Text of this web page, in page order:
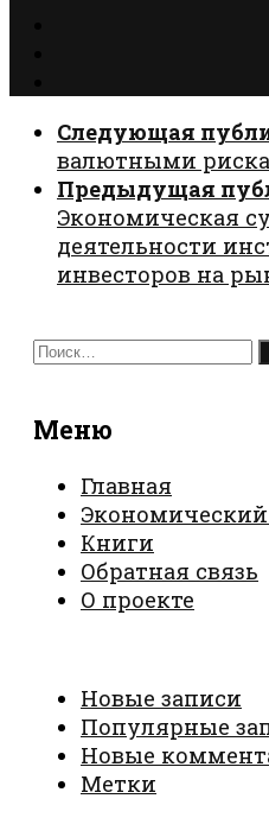
Следующая
валютными
Предыдущая
Экономическая
деятельности
инвесторов на
Найти:
Меню
Главная
Книги
Обратная связь
О проекте
Новые записи
Популярные
Новые
Метки